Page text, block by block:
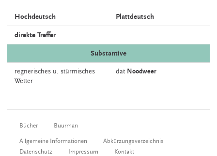
Hochdeutsch Plattdeutsch
direkte Treffer
Substantive
regnerisches u. stürmisches
Wetter
dat Noodweer
Bücher Buurman
Allgemeine Informationen
Abkürzungsverzeichnis
Datenschutz
Impressum Kontakt